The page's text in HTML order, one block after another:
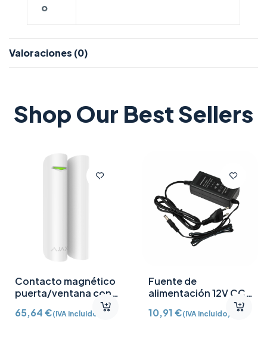
o
Valoraciones (0)
Shop Our Best Sellers
Contacto magnético
puerta/ventana con
Detector vibración e
inclinación AJ-
65,64€(IVA incluido)
Fuente de
alimentación 12V CC
10,91€(IVA incluido)